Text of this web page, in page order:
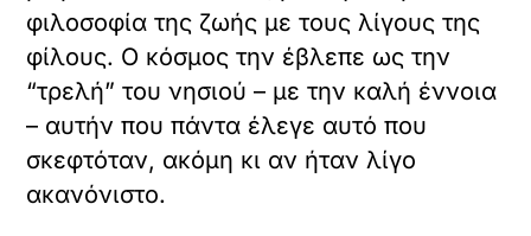
φιλοσοφία της ζωής με τους λίγους της
φίλους. Ο κόσμος την έβλεπε ως την
“τρελή” του νησιού – με την καλή έννοια
– αυτήν που πάντα έλεγε αυτό που
σκεφτόταν, ακόμη κι αν ήταν λίγο
ακανόνιστο.